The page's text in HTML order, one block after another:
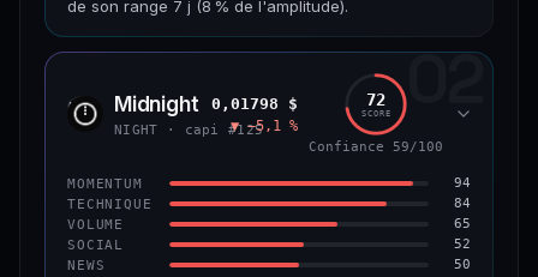
CONFIANCE
de son range 7 j (8 % de l'amplitude).
CAP. MARCHÉ VOLUME 24 H
VAR. 7 J VAR. 30 J
−16,9 %
VS ATH
−80,6 %
CONFIANCE 65/100
02
NIGH Midnight
NIGHT · capi #125
0,01798 $
▼ −5,1 %
72
SCORE
Confiance 59/100
MOMENTUM 94
TECHNIQUE 84
VOLUME 65
SOCIAL 52
NEWS 50